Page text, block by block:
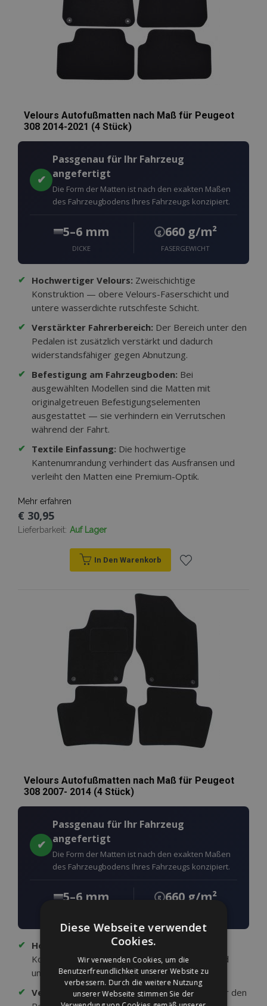
Velours Autofußmatten nach Maß für Peugeot
308 2014-2021 (4 Stück)
✔
Passgenau für Ihr Fahrzeug
angefertigt
Die Form der Matten ist nach den exakten Maßen
des Fahrzeugbodens Ihres Fahrzeugs konzipiert.
5–6 mm
DICKE
g 660 g/m²
FASERGEWICHT
✔ Hochwertiger Velours: Zweischichtige
Konstruktion — obere Velours-Faserschicht und
untere wasserdichte rutschfeste Schicht.
✔ Verstärkter Fahrerbereich: Der Bereich unter den
Pedalen ist zusätzlich verstärkt und dadurch
widerstandsfähiger gegen Abnutzung.
✔ Befestigung am Fahrzeugboden: Bei
ausgewählten Modellen sind die Matten mit
originalgetreuen Befestigungselementen
ausgestattet — sie verhindern ein Verrutschen
während der Fahrt.
✔ Textile Einfassung: Die hochwertige
Kantenumrandung verhindert das Ausfransen und
verleiht den Matten eine Premium-Optik.
Mehr erfahren
€ 30,95
Lieferbarkeit: Auf Lager
In Den Warenkorb
Wunschliste
hinzufügen
Velours Autofußmatten nach Maß für Peugeot
308 2007- 2014 (4 Stück)
✔
Passgenau für Ihr Fahrzeug
angefertigt
Die Form der Matten ist nach den exakten Maßen
des Fahrzeugbodens Ihres Fahrzeugs konzipiert.
5–6 mm g 660 g/m²
✔ Hochwertiger Velours:Zweischichtige
Konstruktion — obere Velours-Faserschicht und
untere wasserdichte rutschfeste Schicht.
✔ Verstärkter Fahrerbereich:Der Bereich unter den
Diese Webseite verwendet
Cookies.
Wir verwenden Cookies, um die
Benutzerfreundlichkeit unserer Website zu
verbessern. Durch die weitere Nutzung
unserer Webseite stimmen Sie der